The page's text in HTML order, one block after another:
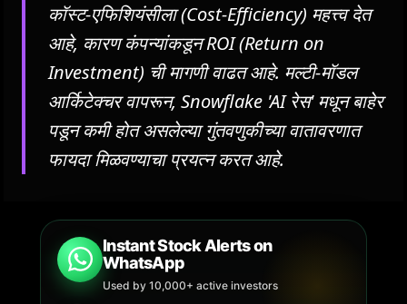
कॉस्ट-एफिशियंसीला (Cost-Efficiency) महत्त्व देत
आहे, कारण कंपन्यांकडून ROI (Return on
Investment) ची मागणी वाढत आहे. मल्टी-मॉडल
आर्किटेक्चर वापरून, Snowflake 'AI रेस' मधून बाहेर
पडून कमी होत असलेल्या गुंतवणुकीच्या वातावरणात
फायदा मिळवण्याचा प्रयत्न करत आहे.
Instant Stock Alerts on
WhatsApp
Used by 10,000+ active investors